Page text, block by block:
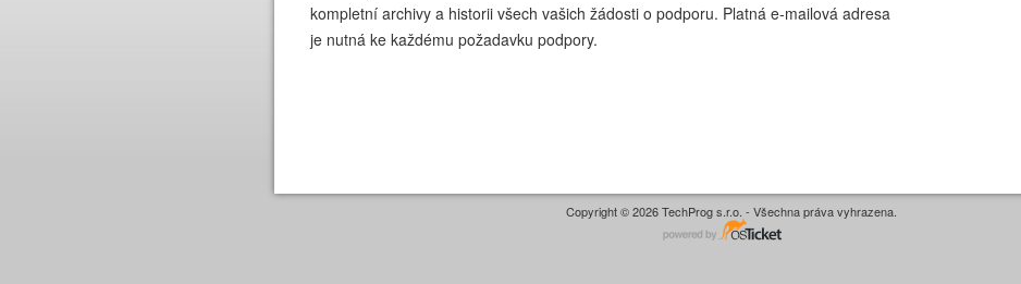
kompletní archivy a historii všech vašich žádosti o podporu. Platná e-mailová adresa
je nutná ke každému požadavku podpory.
Copyright © 2026 TechProg s.r.o. - Všechna práva vyhrazena.